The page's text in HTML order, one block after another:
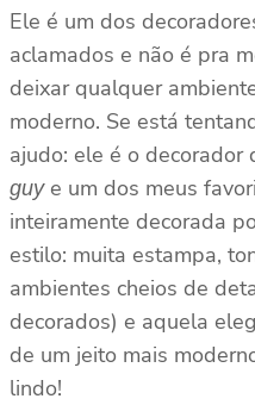
Ele é um dos
aclamados e não é pra
deixar qualquer
moderno. Se está
ajudo: ele é o decorador
guy e um dos meus
inteiramente decorada
estilo: muita estampa,
ambientes cheios de
decorados) e aquela
de um jeito mais
lindo!